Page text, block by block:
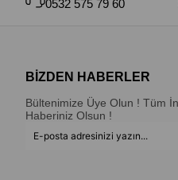
0532 575 79 60
BİZDEN HABERLER
Bültenimize Üye Olun ! Tüm
Haberiniz Olsun !